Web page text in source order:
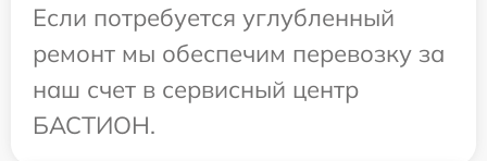
Если потребуется углубленный
ремонт мы обеспечим перевозку за
наш счет в сервисный центр
БАСТИОН.